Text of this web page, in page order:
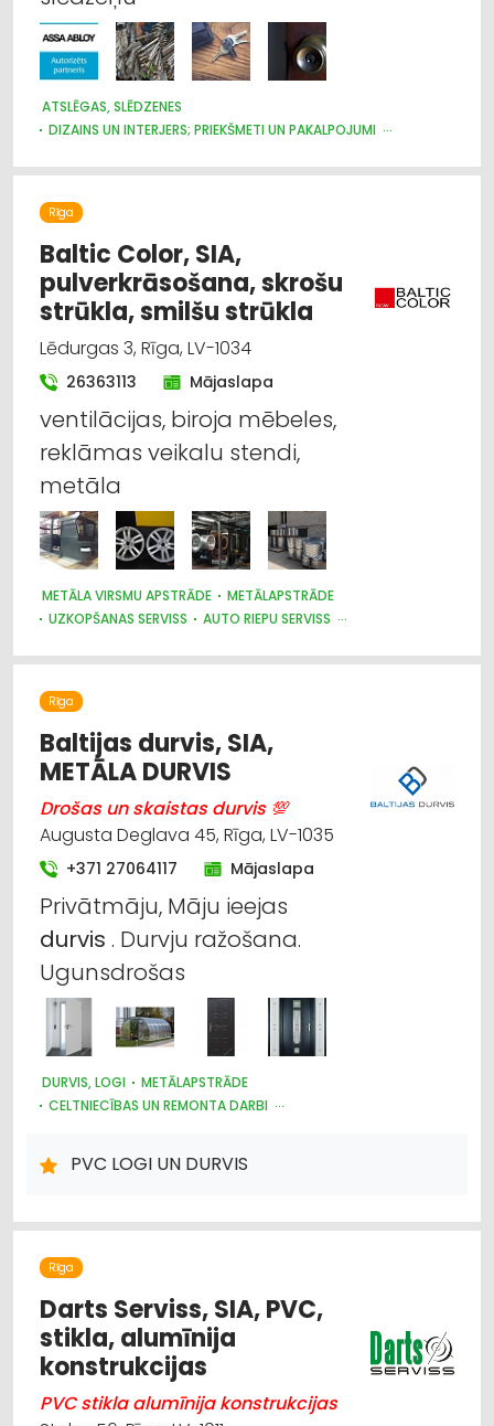
ATSLĒGAS, SLĒDZENES
DIZAINS UN INTERJERS; PRIEKŠMETI UN PAKALPOJUMI
ŽALŪZIJAS, AIZKARU STIEŅI
BŪVMATERIĀLU, BŪVKONSTRUKCIJU TIRDZNIECĪBA
BŪVMATERIĀLU, BŪVKONSTRUKCIJU VAIRUMTIRDZNIECĪBA
APDARES MATERIĀLI: TIRDZNIECĪBA
CELTNIECĪBAS UN REMONTA DARBI
APDARES MATERIĀLI: GRĪDAS SEGUMI
MĒBEĻU RAŽOŠANA, MĒBEĻU SAGATAVES
Rīga
Baltic Color, SIA,
pulverkrāsošana, skrošu
strūkla, smilšu strūkla
Lēdurgas 3, Rīga, LV-1034
26363113 Mājaslapa
ventilācijas, biroja mēbeles,
reklāmas veikalu stendi,
metāla
METĀLA VIRSMU APSTRĀDE
METĀLAPSTRĀDE
UZKOPŠANAS SERVISS
AUTO RIEPU SERVISS
Rīga
Baltijas durvis, SIA,
METĀLA DURVIS
Drošas un skaistas durvis 💯
Augusta Deglava 45, Rīga, LV-1035
+371 27064117 Mājaslapa
Privātmāju, Māju ieejas
durvis . Durvju ražošana.
Ugunsdrošas
DURVIS, LOGI
METĀLAPSTRĀDE
CELTNIECĪBAS UN REMONTA DARBI
INTERNETVEIKALI, E-KOMERCIJA
PVC LOGI UN DURVIS
Rīga
Darts Serviss, SIA, PVC,
stikla, alumīnija
konstrukcijas
PVC stikla alumīnija konstrukcijas